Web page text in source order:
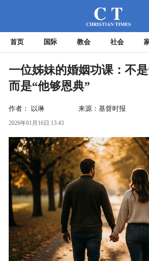
首页 国际 教会 社会
一位姊妹的婚姻功课：不是
而是“他够恩典”
作者： 以琳 来源：基督时报
2026年01月16日 13:43